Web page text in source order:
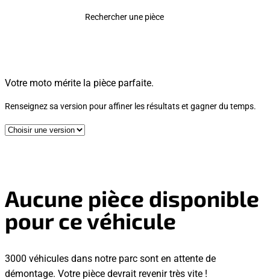
Rechercher une pièce
Votre moto mérite la pièce parfaite.
Renseignez sa version pour affiner les résultats et gagner du temps.
Aucune pièce disponible
pour ce véhicule
3000 véhicules dans notre parc sont en attente de
démontage. Votre pièce devrait revenir très vite !